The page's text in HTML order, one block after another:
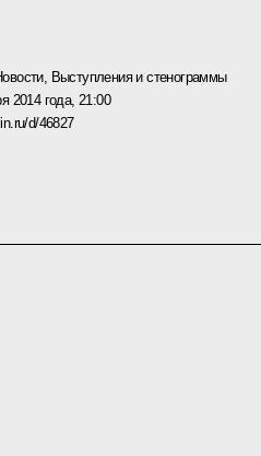
, Выступления и стенограммы
2014 года, 21:00
d/46827